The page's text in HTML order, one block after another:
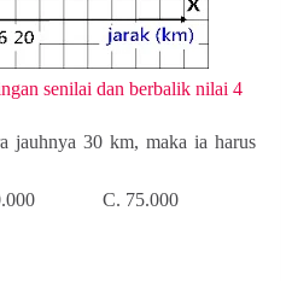
senilai dan berbalik nilai 4
jauhnya 30 km, maka ia harus
C. 75.000